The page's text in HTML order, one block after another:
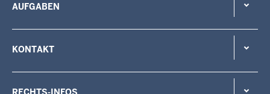
AUFGABEN
KONTAKT